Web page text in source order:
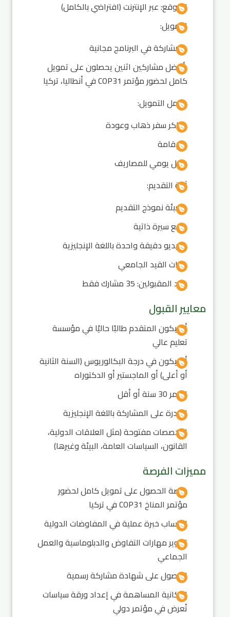
الموقع: عبر الإنترنت (افتراضي بالكامل)
التمويل:
المشاركة في البرنامج مجانية
أفضل مشاركين اثنين يحصلون على تمويل
كامل لحضور مؤتمر COP31 في أنطاليا، تركيا
يشمل التمويل:
تذاكر سفر ذهاب وعودة
الإقامة
بدل يومي للمصاريف
آلية التقديم:
تعبئة نموذج التقديم
رفع سيرة ذاتية
فيديو دقيقة واحدة باللغة الإنجليزية
إثبات القيد الجامعي
عدد المقبولين: 35 مشارك فقط
معايير القبول
أن يكون المتقدم طالبًا حاليًا في مؤسسة
تعليم عالي
أن يكون في درجة البكالوريوس (السنة الثانية
أو أعلى) أو الماجستير أو الدكتوراه
العمر 30 سنة أو أقل
القدرة على المشاركة باللغة الإنجليزية
التخصصات مفتوحة (مثل العلاقات الدولية،
القانون، السياسات العامة، البيئة وغيرها)
مميزات الفرصة
فرصة الحصول على تمويل كامل لحضور
مؤتمر المناخ COP31 في تركيا
اكتساب خبرة عملية في المفاوضات الدولية
تطوير مهارات التفاوض والدبلوماسية والعمل
الجماعي
الحصول على شهادة مشاركة رسمية
إمكانية المساهمة في إعداد ورقة سياسات
تُعرض في مؤتمر دولي